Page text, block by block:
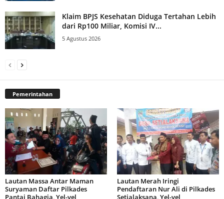
Klaim BPJS Kesehatan Diduga Tertahan Lebih
dari Rp100 Miliar, Komisi IV...
5 Agustus 2026
Pemerintahan
Lautan Massa Antar Maman
Suryaman Daftar Pilkades
Pantai Bahagia, Yel-yel
Lautan Merah Iringi
Pendaftaran Nur Ali di Pilkades
Setialaksana, Yel-yel